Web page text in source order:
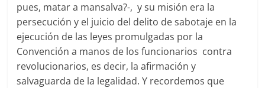
pues, matar a mansalva?-, y su misión era la
persecución y el juicio del delito de sabotaje en la
ejecución de las leyes promulgadas por la
Convención a manos de los funcionarios contra
revolucionarios, es decir, la afirmación y
salvaguarda de la legalidad. Y recordemos que